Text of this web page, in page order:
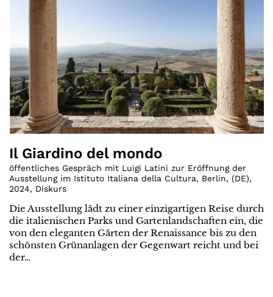
Il Giardino del mondo
öffentliches Gespräch mit Luigi Latini zur Eröffnung der
Ausstellung im Istituto Italiana della Cultura, Berlin, (DE),
2024, Diskurs
Die Ausstellung lädt zu einer einzigartigen Reise durch
die italienischen Parks und Gartenlandschaften ein, die
von den eleganten Gärten der Renaissance bis zu den
schönsten Grünanlagen der Gegenwart reicht und bei
der…